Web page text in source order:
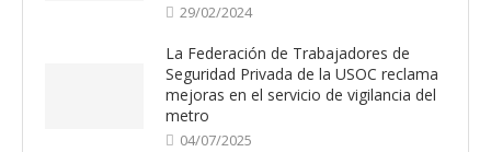
29/02/2024
La Federación de Trabajadores de
Seguridad Privada de la USOC reclama
mejoras en el servicio de vigilancia del
metro
04/07/2025